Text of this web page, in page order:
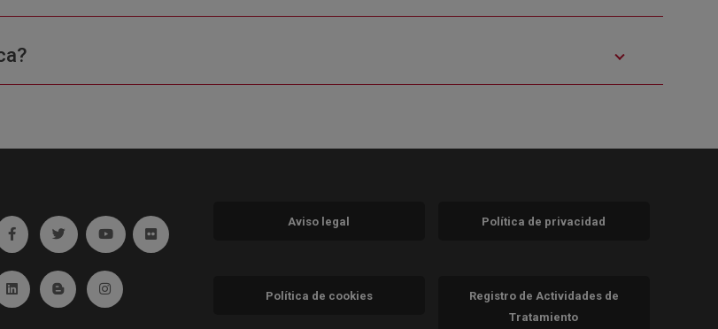
Ir a facebook (abre en ventana nueva)
Ir a twitter (abre en ventana nueva)
Ir a YouTube (abre en ventana nueva)
Ir a Flickr (abre en ventana nueva)
Ir a Linkedin (abre en ventana nueva)
Ir al Blog (abre en ventana nueva)
Ir a Instagram (abre en ventana nueva)
Aviso legal Política de privacidad
Política de cookies
Registro de Actividades de
Tratamiento